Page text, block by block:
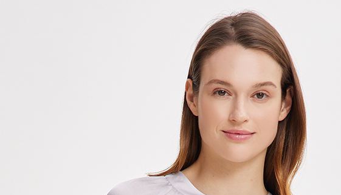
先享後付繳納相關費用。
※ 交易是否成功請以「AFTEE
是否繳費成功／繳費後需取消欲
付客戶支援中心」
【注意事項】
１．透過由恩沛科技股份有限
交易，需依本服務之必要範圍內
求債權轉讓予恩沛科技股份有限
２．關於個人資料處理事宜，請
https://aftee.tw/terms/#terms3
３．未成年的使用者請事先徵得
「AFTEE先享後付」，若未經
任。
４．使用「AFTEE先享後付」
即時審查核予不同之上限額度
結果請求用戶進行身份認證。
付款後7-11取貨---滿2000元
每筆NT$60，滿NT$2,000(含
宅配-滿2000元免運
每筆NT$120，滿NT$2,000(